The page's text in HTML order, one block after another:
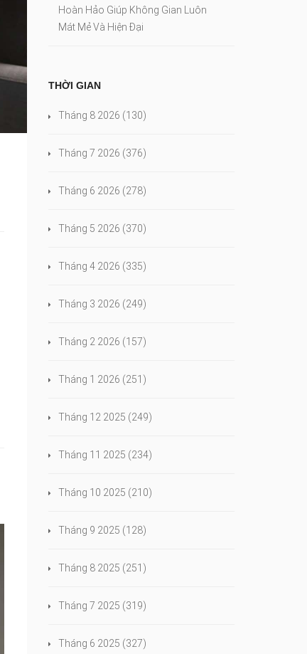
Hoàn Hảo Giúp Không Gian Luôn
Mát Mẻ Và Hiện Đại
THỜI GIAN
Tháng 8 2026 (130)
Tháng 7 2026 (376)
Tháng 6 2026 (278)
Tháng 5 2026 (370)
Tháng 4 2026 (335)
Tháng 3 2026 (249)
Tháng 2 2026 (157)
Tháng 1 2026 (251)
Tháng 12 2025 (249)
Tháng 11 2025 (234)
Tháng 10 2025 (210)
Tháng 9 2025 (128)
Tháng 8 2025 (251)
Tháng 7 2025 (319)
Tháng 6 2025 (327)